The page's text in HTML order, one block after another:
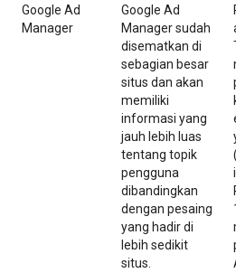
Google Ad
Manager
Google Ad
Manager sudah
disematkan di
sebagian besar
situs dan akan
memiliki
informasi yang
jauh lebih luas
tentang topik
pengguna
dibandingkan
dengan pesaing
yang hadir di
lebih sedikit
situs.